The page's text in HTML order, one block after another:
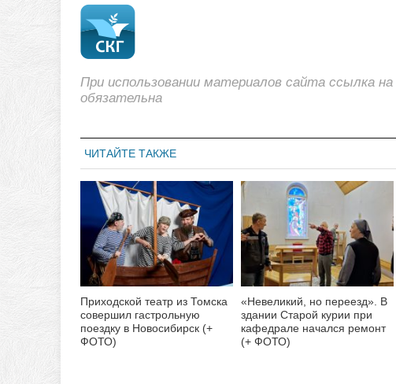
При использовании материалов сайта ссылка на
обязательна
ЧИТАЙТЕ ТАКЖЕ
Приходской театр из Томска
совершил гастрольную
поездку в Новосибирск (+
ФОТО)
«Невеликий, но переезд». В
здании Старой курии при
кафедрале начался ремонт
(+ ФОТО)